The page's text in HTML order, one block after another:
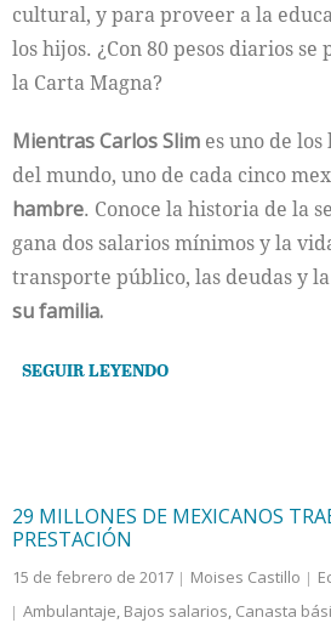
cultural, y para proveer a la
los hijos. ¿Con 80 pesos diarios
la Carta Magna?
Mientras Carlos Slim es uno de
del mundo, uno de cada cinco
hambre. Conoce la historia de la
gana dos salarios mínimos y la
transporte público, las deudas y la
su familia.
SEGUIR LEYENDO
29 MILLONES DE MEXICANOS
PRESTACIÓN
15 de febrero de 2017 Moises Castillo
Ambulantaje, Bajos salarios, Canasta